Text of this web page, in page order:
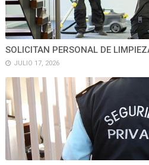
SOLICITAN PERSONAL DE
JULIO 17, 2026